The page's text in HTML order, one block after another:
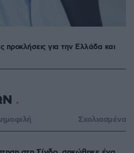
προκλήσεις για την Ελλάδα και
Σχολιασμένα